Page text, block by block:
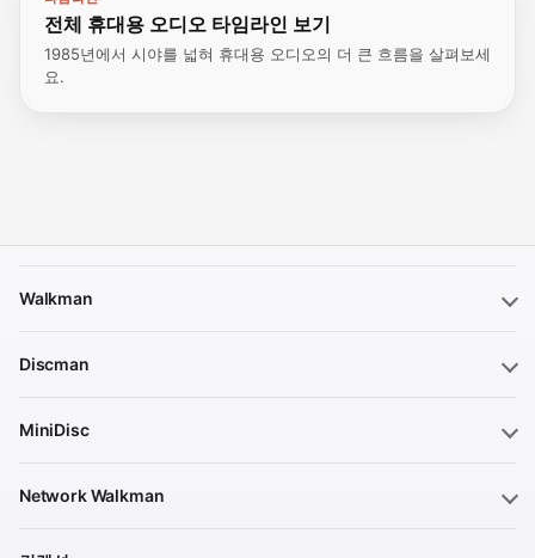
전체 휴대용 오디오 타임라인 보기
1985년에서 시야를 넓혀 휴대용 오디오의 더 큰 흐름을 살펴보세
요.
Walkman
Discman
MiniDisc
Network Walkman